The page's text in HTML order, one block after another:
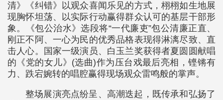
清》《纠错》以观众喜闻乐见的方式，栩栩如生地展
现胸怀坦荡、以实际行动赢得群众认可的基层干部形
象。《包公治水》选段将“一代廉吏”包公清廉正直、
刚正不阿、一心为民的优秀品格表现得淋漓尽致、直
击人心。国家一级演员、白玉兰奖获得者夏圆圆献唱
的《党的女儿》(选曲)作为压台戏最后亮相，铿锵有
力、跌宕婉转的唱腔赢得现场观众雷鸣般的掌声。
整场展演亮点纷呈、高潮迭起，既传承和弘扬了